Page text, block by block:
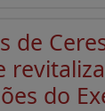
de
do